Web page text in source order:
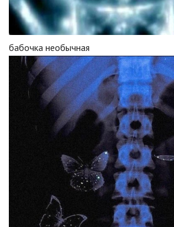
бабочка необычная